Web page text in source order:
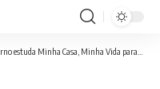
Minha Casa, Minha Vida para famílias com renda até R$ 12 mil, diz ministro das Cidades